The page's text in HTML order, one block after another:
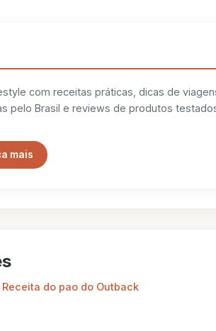
com receitas práticas, dicas de
pelo Brasil e reviews de produtos
mais
Receita do pao do Outback